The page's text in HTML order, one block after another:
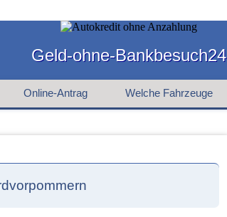
Geld-ohne-Bankbesuch24
Online-Antrag Welche Fahrzeuge